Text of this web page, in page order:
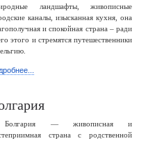
ландшафты, живописные
каналы, изысканная кухня, она
и спокойная страна – ради
этого и стремятся путешественники
Болгария — живописная и
страна с родственной